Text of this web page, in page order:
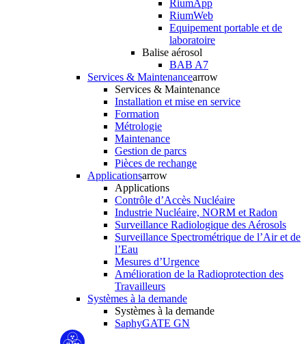
RiumApp
RiumWeb
Equipement portable et de
laboratoire
Balise aérosol
BAB A7
Services & Maintenancearrow
Services & Maintenance
Installation et mise en service
Formation
Métrologie
Maintenance
Gestion de parcs
Pièces de rechange
Applicationsarrow
Applications
Contrôle d’Accès Nucléaire
Industrie Nucléaire, NORM et Radon
Surveillance Radiologique des Aérosols
Surveillance Spectrométrique de l’Air et de
l’Eau
Mesures d’Urgence
Amélioration de la Radioprotection des
Travailleurs
Systèmes à la demande
Systèmes à la demande
SaphyGATE GN